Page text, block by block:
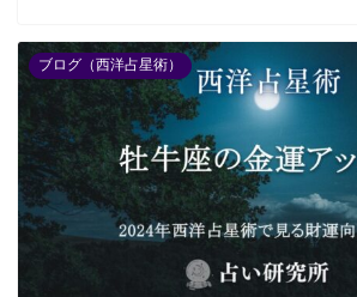
ブログ（西洋占星術）